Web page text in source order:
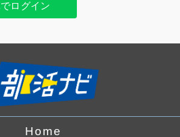
でログイン
Home